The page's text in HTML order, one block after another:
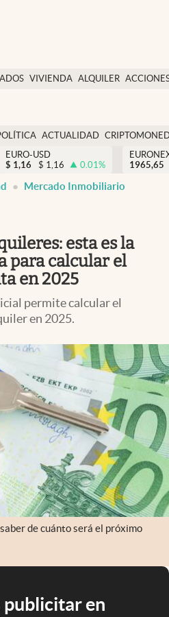
VIVIENDA ALQUILER
USA
Colombia
ACTUALIDAD
EURO-USD
$ 1,16 $ 1,16 0.01%
1965,65
Mercado Inmobiliario
esta es la
para calcular el
en 2025
permite calcular el
en 2025.
de cuánto será el próximo
publicitar en